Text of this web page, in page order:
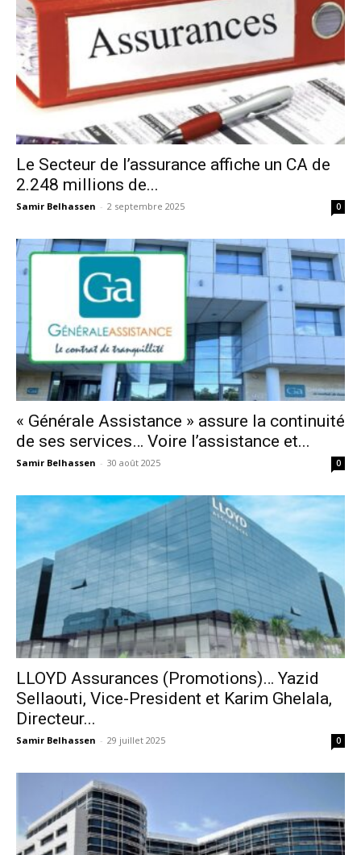
Le Secteur de l’assurance affiche un CA de
2.248 millions de...
Samir Belhassen - 2 septembre 2025 0
« Générale Assistance » assure la continuité
de ses services… Voire l’assistance et...
Samir Belhassen - 30 août 2025 0
LLOYD Assurances (Promotions)… Yazid
Sellaouti, Vice-President et Karim Ghelala,
Directeur...
Samir Belhassen - 29 juillet 2025 0